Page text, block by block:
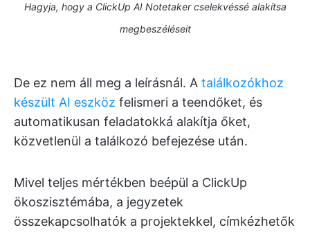
Hagyja, hogy a ClickUp AI Notetaker cselekvéssé alakítsa
megbeszéléseit
De ez nem áll meg a leírásnál. A találkozókhoz
készült AI eszköz felismeri a teendőket, és
automatikusan feladatokká alakítja őket,
közvetlenül a találkozó befejezése után.
Mivel teljes mértékben beépül a ClickUp
ökoszisztémába, a jegyzetek
összekapcsolhatók a projektekkel, címkézhetők